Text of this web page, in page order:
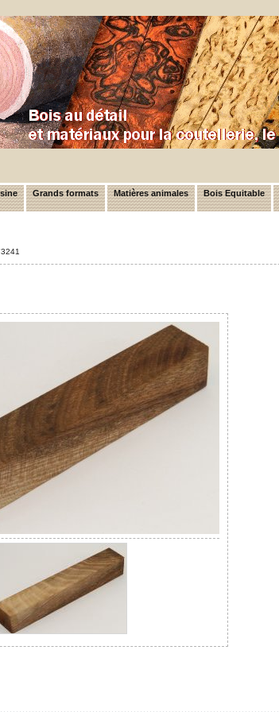
Grands formats Matières animales Bois Equitable